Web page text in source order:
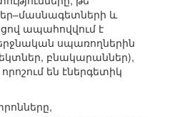
և
ապահովվում է
սպառողներին
բնակարաններ),
են էներգետիկ